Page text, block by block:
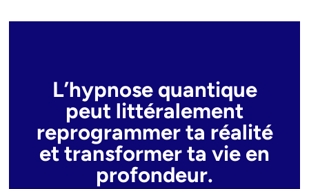
L’hypnose quantique
peut littéralement
reprogrammer ta réalité
et transformer ta vie en
profondeur.